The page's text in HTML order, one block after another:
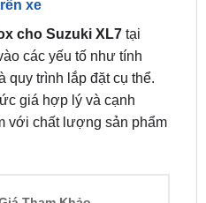
định và hiệu quả trong
xe
cho Suzuki XL7tại
các yếu tố như tính
quy trình lắp đặt cụ thể.
với chất lượng sản phẩm